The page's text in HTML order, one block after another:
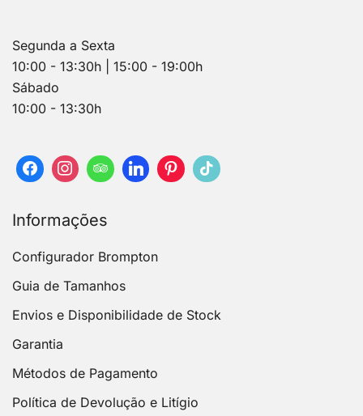
Segunda a Sexta
10:00 - 13:30h | 15:00 - 19:00h
Sábado
10:00 - 13:30h
Informações
Configurador Brompton
Guia de Tamanhos
Envios e Disponibilidade de Stock
Garantia
Métodos de Pagamento
Política de Devolução e Litígio